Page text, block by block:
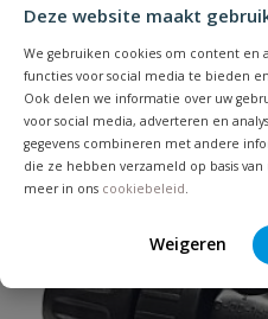
Deze website maakt
We gebruiken cookies om content en
functies voor social media te bieden
Ook delen we informatie over uw
voor social media, adverteren en
gegevens combineren met andere
die ze hebben verzameld op basis van
meer in ons cookiebeleid.
Weigeren
Je beoordeelt:VDL
Uw waardering:
Naam